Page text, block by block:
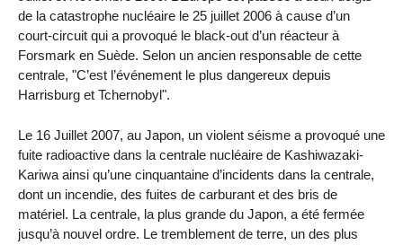
de la catastrophe nucléaire le 25 juillet 2006 à cause d’un
court-circuit qui a provoqué le black-out d’un réacteur à
Forsmark en Suède. Selon un ancien responsable de cette
centrale, "C’est l’événement le plus dangereux depuis
Harrisburg et Tchernobyl".
Le 16 Juillet 2007, au Japon, un violent séisme a provoqué une
fuite radioactive dans la centrale nucléaire de Kashiwazaki-
Kariwa ainsi qu’une cinquantaine d’incidents dans la centrale,
dont un incendie, des fuites de carburant et des bris de
matériel. La centrale, la plus grande du Japon, a été fermée
jusqu’à nouvel ordre. Le tremblement de terre, un des plus